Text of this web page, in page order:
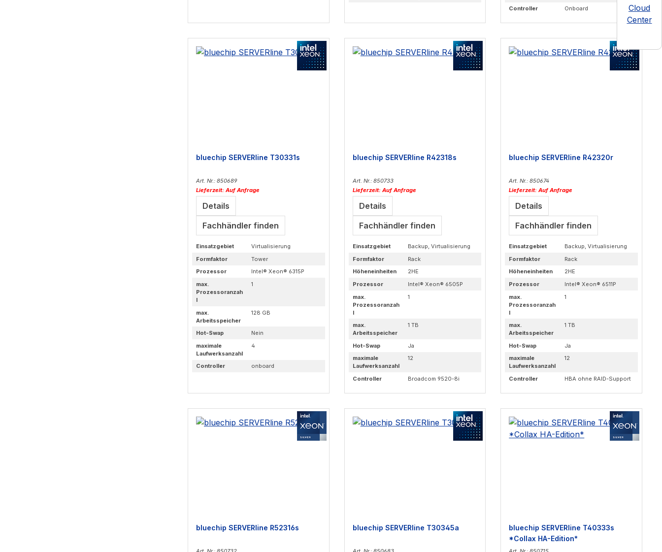
Cloud
Center
Controller Onboard
bluechip SERVERline T30331s
Art. Nr.: 850689
Lieferzeit: Auf Anfrage
Details
Fachhändler finden
Einsatzgebiet
Virtualisierung
Formfaktor
Tower
Prozessor
Intel® Xeon® 6315P
max.
Prozessoranzah
l
1
max.
Arbeitsspeicher
128 GB
Hot-Swap
Nein
maximale
Laufwerksanzahl
4
Controller onboard
bluechip SERVERline R42318s
Art. Nr.: 850733
Lieferzeit: Auf Anfrage
Details
Fachhändler finden
Einsatzgebiet
Backup, Virtualisierung
Formfaktor
Rack
Höheneinheiten
2HE
Prozessor
Intel® Xeon® 6505P
max.
Prozessoranzah
l
1
max.
Arbeitsspeicher
1 TB
Hot-Swap
Ja
maximale
Laufwerksanzahl
12
Controller Broadcom 9520-8i
bluechip SERVERline R42320r
Art. Nr.: 850674
Lieferzeit: Auf Anfrage
Details
Fachhändler finden
Einsatzgebiet
Backup, Virtualisierung
Formfaktor
Rack
Höheneinheiten
2HE
Prozessor
Intel® Xeon® 6511P
max.
Prozessoranzah
l
1
max.
Arbeitsspeicher
1 TB
Hot-Swap
Ja
maximale
Laufwerksanzahl
12
Controller HBA ohne RAID-Support
bluechip SERVERline R52316s bluechip SERVERline T30345a
bluechip SERVERline T40333s
*Collax HA-Edition*